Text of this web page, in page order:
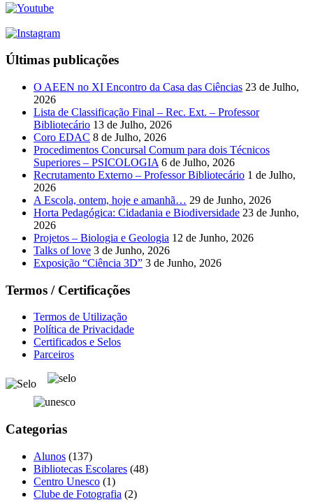
Últimas publicações
O AEEN no XI Encontro da Casa das Ciências 23 de Julho,
2026
Lista de Classificação Final – Rec. Ext. – Professor
Bibliotecário 13 de Julho, 2026
Coro EDAC 8 de Julho, 2026
Procedimentos Concursal Comum para dois Técnicos
Superiores – PSICOLOGIA 6 de Julho, 2026
Recrutamento Externo – Professor Bibliotecário 1 de Julho,
2026
A Escola, ontem, hoje e amanhã… 29 de Junho, 2026
Horta Pedagógica: Cidadania e Biodiversidade 23 de Junho,
2026
Projetos – Biologia e Geologia 12 de Junho, 2026
Talks of love 3 de Junho, 2026
Exposição “Ciência 3D” 3 de Junho, 2026
Termos / Certificações
Termos de Utilização
Política de Privacidade
Certificados e Selos
Parceiros
Categorias
Alunos (137)
Bibliotecas Escolares (48)
Centro Unesco (1)
Clube de Fotografia (2)